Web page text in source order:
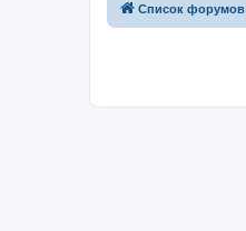
Список форумов